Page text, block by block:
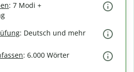
: 7 Modi +
: Deutsch und mehr
: 6.000 Wörter